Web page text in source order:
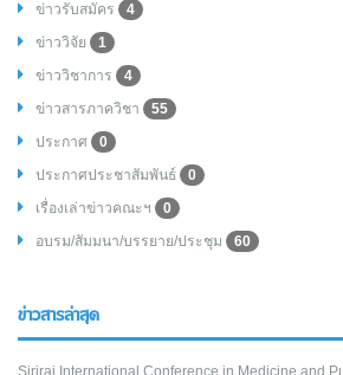
ข่าวรับสมัคร
4
ข่าววิจัย
1
ข่าววิชาการ
4
ข่าวสารภาควิชา
55
ประกาศ
0
ประกาศประชาสัมพันธ์
0
เรื่องเล่าข่าวคณะฯ
0
อบรม/สัมมนา/บรรยาย/ประชุม
60
ข่าวสารล่าสุด